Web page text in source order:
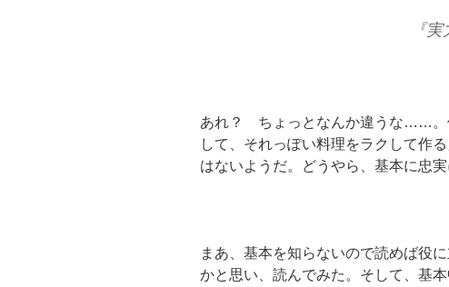
『
あれ？ ちょっとなんか違うな……。
して、それっぽい料理をラクして作
はないようだ。どうやら、基本に忠
まあ、基本を知らないので読めば役
かと思い、読んでみた。そして、基